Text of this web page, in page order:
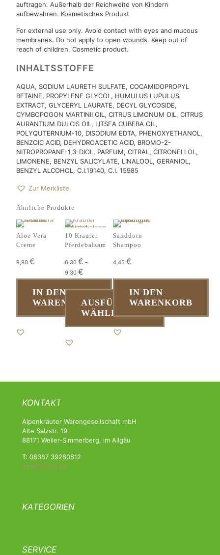
auftragen. Außerhalb der Reichweite von Kindern
aufbewahren. Kosmetisches Produkt
For external use only. Avoid contact with eyes and mucous
membranes. Do not apply to open wounds. Keep out of
reach of children. Cosmetic product.
INHALTSSTOFFE
AQUA, SODIUM LAURETH SULFATE, COCAMIDOPROPYL
BETAINE, PROPYLENE GLYCOL, HUMULUS LUPULUS
EXTRACT, GLYCERYL LAURATE, DECYL GLYCOSIDE,
CYMBOPOGON MARTINII OIL, CITRUS LIMONUM OIL, CITRUS
AURANTIUM DULCIS OIL, LITSEA CUBEBA OIL,
POLYQUTERNIUM-10, DISODIUM EDTA, PHENOXYETHANOL,
BENZOIC ACID, DEHYDROACETIC ACID, BROMO-2-
NITROPROPANE-1,3-DIOL, PARFUM, CITRAL, CITRONELLOL,
LIMONENE, BENZYL SALICYLATE, LINALOOL, GERANIOL,
BENZYL ALCOHOL, C.l.19140, C.l. 15985
Zur Merkliste
Ähnliche Produkte
Aloe Vera
Creme
9,90 €
IN DEN
WARENKORB
10 Kräuter
Pferdebalsam
6,30 € –
9,30 €
AUSFÜHRUNG
WÄHLEN
Produkt
auf.
auf
der
Produktseite
werden
Sanddorn
Shampoo
4,45€
IN DEN
WARENKORB
KONTAKT
Alpenkräuter Warengesellschaft mbH
Alte Salzstr. 19
88171 Weiler-Simmerberg, im Allgäu
T: 08387 39280812
info@alwag.de
KATEGORIEN
SERVICE